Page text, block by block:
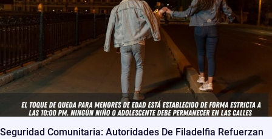
Seguridad Comunitaria: Autoridades De Filadelfia Refuerzan